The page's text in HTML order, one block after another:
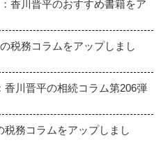
香川晋平のおすすめ書籍をア
税務コラムをアップしまし
川晋平の相続コラム第206弾
務コラムをアップしまし